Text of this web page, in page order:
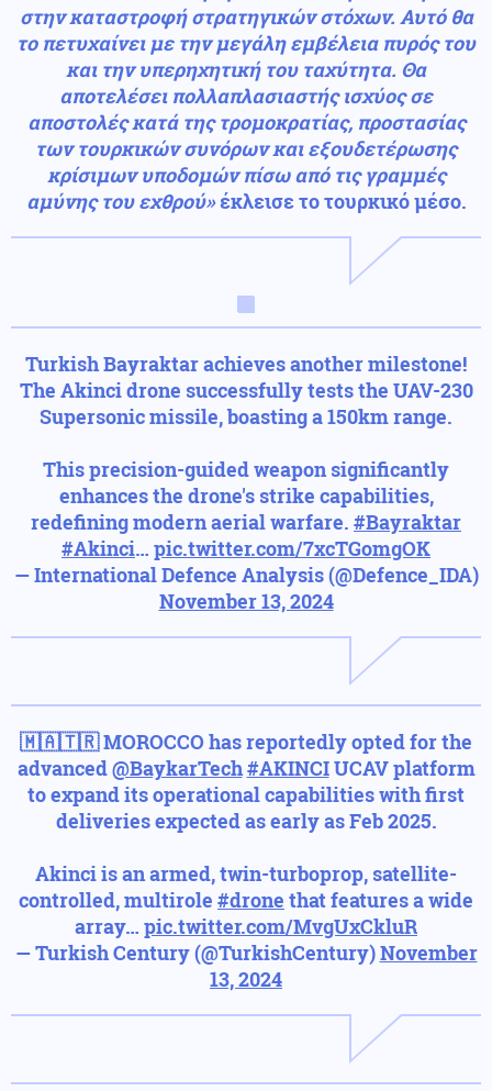
στην καταστροφή στρατηγικών στόχων. Αυτό θα
το πετυχαίνει με την μεγάλη εμβέλεια πυρός του
και την υπερηχητική του ταχύτητα. Θα
αποτελέσει πολλαπλασιαστής ισχύοςσε
αποστολές κατά της τρομοκρατίας, προστασίας
των τουρκικών συνόρων και εξουδετέρωσης
κρίσιμων υποδομών πίσω από τις γραμμές
αμύνης του εχθρού»έκλεισε το τουρκικό μέσο.
Turkish Bayraktar achieves another milestone!
The Akinci drone successfully tests the UAV-230
Supersonic missile, boasting a 150km range.
This precision-guided weapon significantly
enhances the drone's strike capabilities,
redefining modern aerial warfare. #Bayraktar
#Akinci… pic.twitter.com/7xcTGomgOK
— International Defence Analysis (@Defence_IDA)
November 13, 2024
🇲🇦🇹🇷 MOROCCO has reportedly opted for the
advanced@BaykarTech#AKINCIUCAV platform
to expand its operational capabilities with first
deliveries expected as early as Feb 2025.
Akinci is an armed, twin-turboprop, satellite-
controlled, multirole #drone that features a wide
array… pic.twitter.com/MvgUxCkluR
— Turkish Century (@TurkishCentury)November
13, 2024